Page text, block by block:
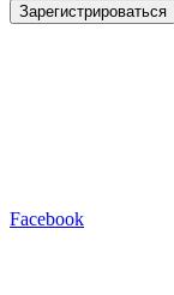
Зарегистрироваться
Facebook